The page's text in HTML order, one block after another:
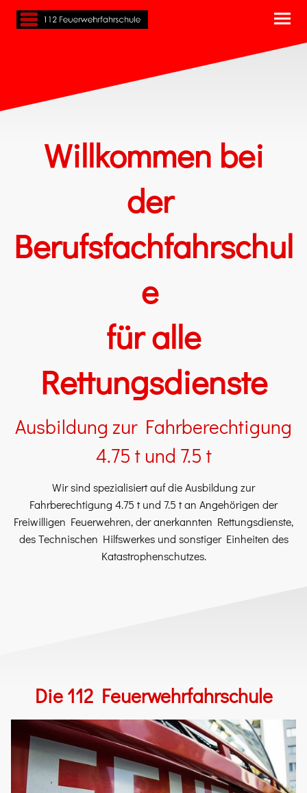
Ausbildung zur Fahrberechtigung
4.75 t und 7.5 t
Willkommen bei
der
Berufsfachfahrschul
e
für alle
Rettungsdienste
Wir sind spezialisiert auf die Ausbildung zur
Fahrberechtigung 4.75 t und 7.5 t an Angehörigen der
Freiwilligen Feuerwehren, der anerkannten Rettungsdienste,
des Technischen Hilfswerkes und sonstiger Einheiten des
Katastrophenschutzes.
Die 112 Feuerwehrfahrschule